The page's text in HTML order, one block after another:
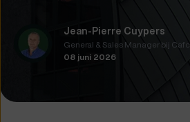
Jean-Pierre Cuypers
General & Sales Manager bij
08 juni 2026